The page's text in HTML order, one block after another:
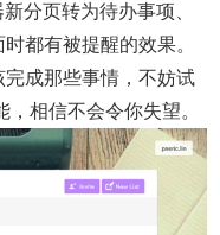
分页转为待办事项、
都有被提醒的效果。
成那些事情，不妨试
相信不会令你失望。